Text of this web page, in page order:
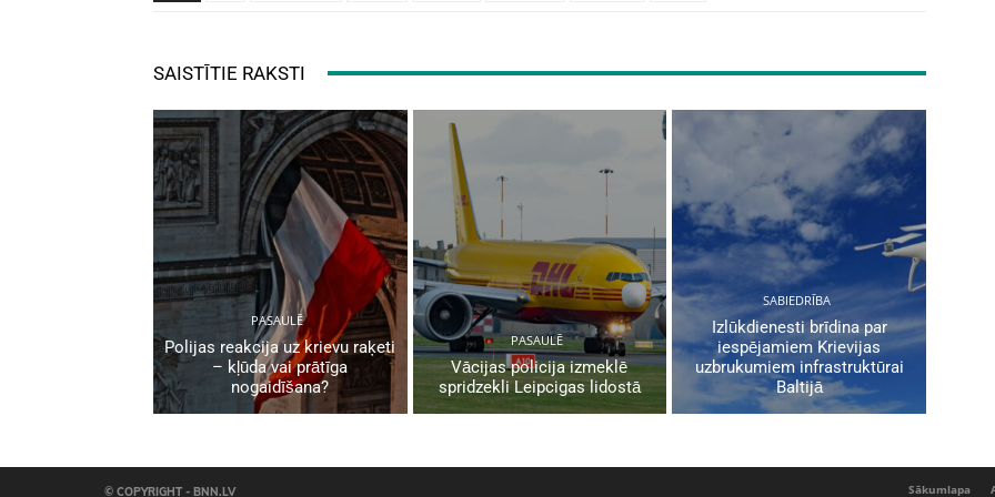
SAISTĪTIE RAKSTI
PASAULĒ
Polijas reakcija uz krievu raķeti
– kļūda vai prātīga
nogaidīšana?
PASAULĒ
Vācijas policija izmeklē
spridzekli Leipcigas lidostā
SABIEDRĪBA
Izlūkdienesti brīdina par
iespējamiem Krievijas
uzbrukumiem infrastruktūrai
Baltijā
© COPYRIGHT - BNN.LV Sākumlapa